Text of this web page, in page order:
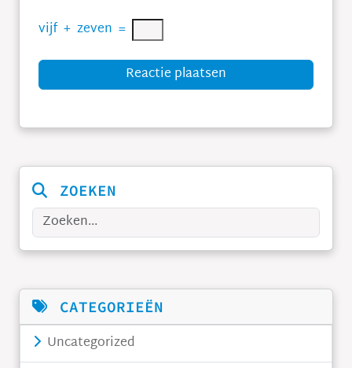
vijf + zeven =
Reactie plaatsen
ZOEKEN
Zoeken
CATEGORIEËN
Uncategorized